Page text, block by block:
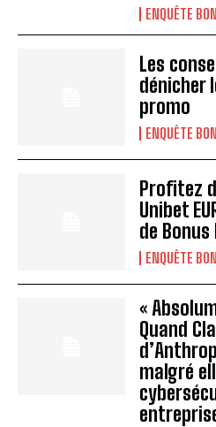
ENQUÊTE
Les
dénicher
promo
ENQUÊTE
Profitez
Unibet
de
ENQUÊTE
«
Quand
malgré